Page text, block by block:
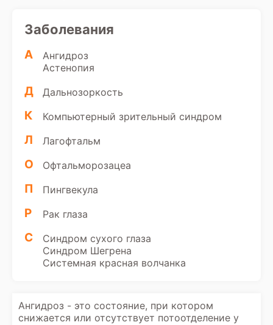
Заболевания
А
Ангидроз
Астенопия
Д Дальнозоркость
К Компьютерный зрительный синдром
Л Лагофтальм
О Офтальморозацеа
П Пингвекула
Р Рак глаза
С
Синдром сухого глаза
Синдром Шегрена
Системная красная волчанка
Ангидроз - это состояние, при котором
снижается или отсутствует потоотделение у